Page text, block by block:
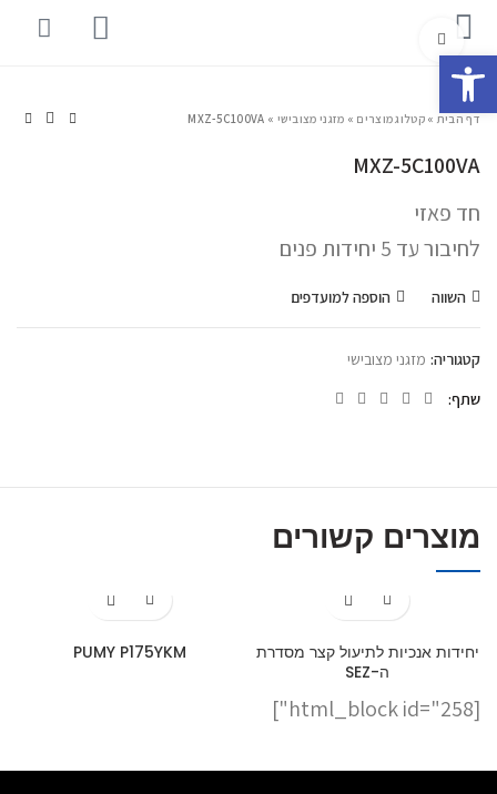
דף הבית »קטלוג מוצרים » מזגני מצובישי »
MXZ-5C100VA
MXZ-5C100VA
חד פאזי
לחיבור עד 5 יחידות פנים
השווה הוספה למועדפים
קטגוריה: מזגני מצובישי
שתף
מוצרים קשורים
יחידות אנכיות לתיעול קצר מסדרת
ה-SEZ
PUMY P175YKM
[html_block id="258"]
פתח סרגל נגישות